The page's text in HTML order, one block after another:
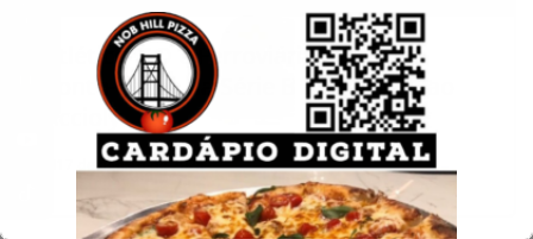
Atlético-GO e Ferroviária disputam
ponto-chave na Série B no retorno ao
Accioly
17 de agosto de 2025